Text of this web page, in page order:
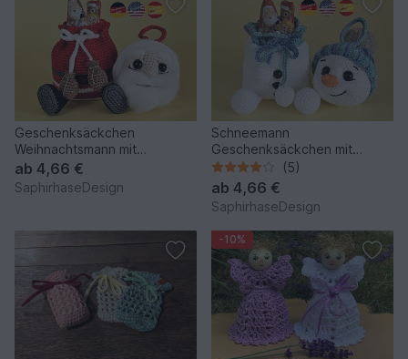
Geschenksäckchen
Weihnachtsmann mit
Christbaumkugel - Amigurumi
Häkelanleit
ab 4,66 €
SaphirhaseDesign
Schneemann
Geschenksäckchen mit
Christbaumkugel - Amigurumi
Häkelanleitung
(5)
ab 4,66 €
SaphirhaseDesign
-10%